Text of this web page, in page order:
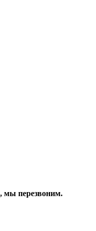
мы перезвоним.